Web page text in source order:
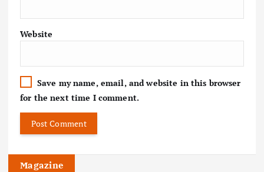
Website
Save my name, email, and website in this browser
for the next time I comment.
Magazine